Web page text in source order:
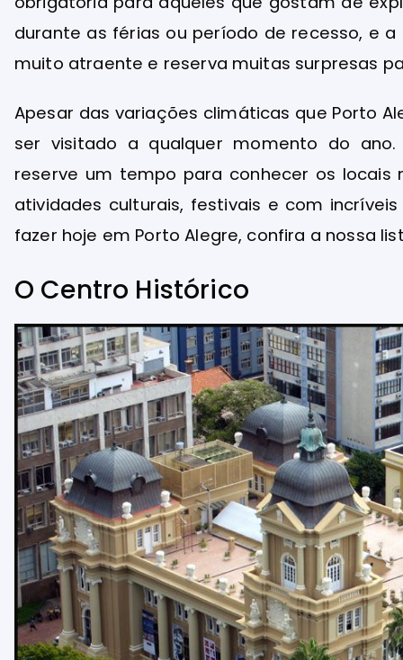
durante as férias ou período de recesso, e
muito atraente e reserva muitas surpresas
Apesar das variações climáticas que Porto
ser visitado a qualquer momento do
reserve um tempo para conhecer os locais
atividades culturais, festivais e com
fazer hoje em Porto Alegre, confira a nossa
O Centro Histórico